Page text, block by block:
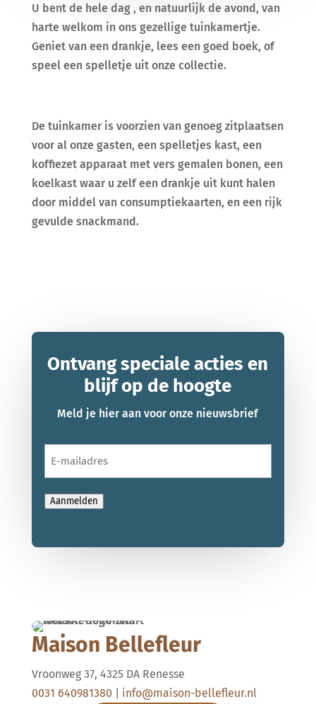
U bent de hele dag , en natuurlijk de avond, van
harte welkom in ons gezellige tuinkamertje.
Geniet van een drankje, lees een goed boek, of
speel een spelletje uit onze collectie.
De tuinkamer is voorzien van genoeg zitplaatsen
voor al onze gasten, een spelletjes kast, een
koffiezet apparaat met vers gemalen bonen, een
koelkast waar u zelf een drankje uit kunt halen
door middel van consumptiekaarten, en een rijk
gevulde snackmand.
Ontvang speciale acties en
blijf op de hoogte
Meld je hier aan voor onze nieuwsbrief
Aanmelden
Maison Bellefleur
Vroonweg 37, 4325 DA Renesse
0031 640981380
info@maison-bellefleur.nl